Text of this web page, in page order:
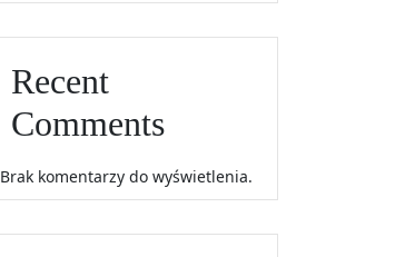
Recent
Comments
Brak komentarzy do wyświetlenia.